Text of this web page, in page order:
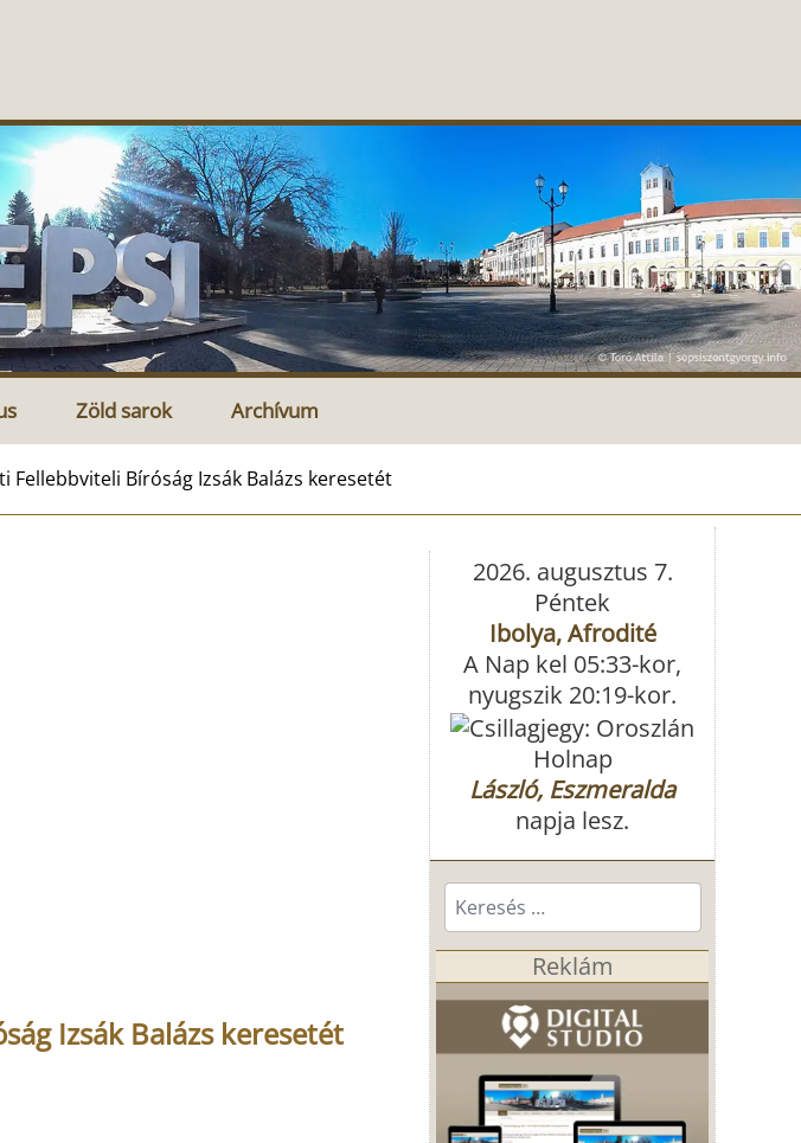
Zöld sarok Archívum
Fellebbviteli Bíróság Izsák Balázs keresetét
Izsák Balázs keresetét
2026. augusztus 7.
Péntek
Ibolya, Afrodité
A Nap kel 05:33-kor,
nyugszik 20:19-kor.
Holnap
László, Eszmeralda
napja lesz.
Keresés...
Reklám